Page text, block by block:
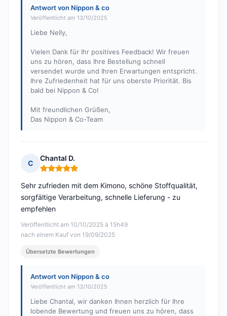
Antwort von Nippon & co
Veröffentlicht am 13/10/2025
Liebe Nelly,
Vielen Dank für Ihr positives Feedback! Wir freuen
uns zu hören, dass Ihre Bestellung schnell
versendet wurde und Ihren Erwartungen entspricht.
Ihre Zufriedenheit hat für uns oberste Priorität. Bis
bald bei Nippon & Co!
Mit freundlichen Grüßen,
Das Nippon & Co-Team
C
Chantal D.
Hinweis: 5 von 5
Veröffentlicht am 10/10/2025 à 15h49
nach einem Kauf von 19/09/2025
Sehr zufrieden mit dem Kimono, schöne Stoffqualität,
sorgfältige Verarbeitung, schnelle Lieferung - zu
empfehlen
Übersetzte Bewertungen
Antwort von Nippon & co
Veröffentlicht am 13/10/2025
Liebe Chantal, wir danken Ihnen herzlich für Ihre
lobende Bewertung und freuen uns zu hören, dass